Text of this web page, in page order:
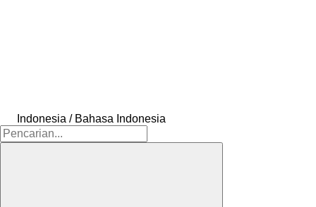
Indonesia / Bahasa Indonesia